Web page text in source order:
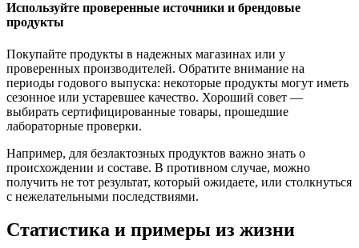
Используйте проверенные источники и брендовые
продукты
Покупайте продукты в надежных магазинах или у
проверенных производителей. Обратите внимание на
периоды годового выпуска: некоторые продукты могут иметь
сезонное или устаревшее качество. Хороший совет —
выбирать сертифицированные товары, прошедшие
лабораторные проверки.
Например, для безлактозных продуктов важно знать о
происхождении и составе. В противном случае, можно
получить не тот результат, который ожидаете, или столкнуться
с нежелательными последствиями.
Статистика и примеры из жизни